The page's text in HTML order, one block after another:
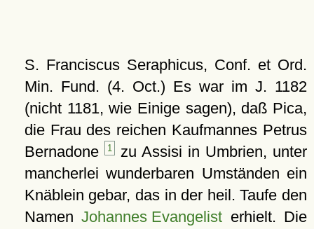
S. Franciscus Seraphicus, Conf. et Ord.
Min. Fund. (4. Oct.) Es war im J. 1182
(nicht 1181, wie Einige sagen), daß Pica,
die Frau des reichen Kaufmannes Petrus
Bernadone
1 zu Assisi in Umbrien, unter
mancherlei wunderbaren Umständen ein
Knäblein gebar, das in der heil. Taufe den
NamenJohannes Evangelist erhielt. Die